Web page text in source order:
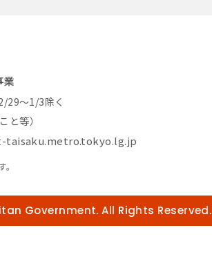
業
29～1/3除く
と等）
taisaku.metro.tokyo.lg.jp
Government. All Rights Reserved.